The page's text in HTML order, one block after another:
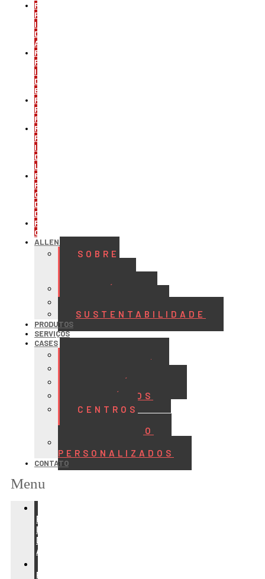
REFRIGERAÇÃO
PARA
INDÚSTRIA
DE
ALIMENTOS
REFRIGERAÇÃO
PARA
INDÚSTRIA
DE
BEBIDAS
REFRIGERAÇÃO
PARA
FRIGORÍFICOS
REFRIGERAÇÃO
PARA
INDÚSTRIA
DE
LATICÍNIOS
REFRIGERAÇÃO
PARA
CENTROS
DE
DISTRIBUIÇÃO
PROJETOS
CUSTOMIZADOS
ALLENGE
SOBRE
HISTÓRIA
SUSTENTABILIDADE
PRODUTOS
SERVIÇOS
CASES
FRIGORÍFICOS
LATICÍNIOS
CENTROS
DISTRIBUIÇÃO
PERSONALIZADOS
CONTATO
Menu
PARA
INDÚSTRIA
DE
ALIMENTOS
PARA